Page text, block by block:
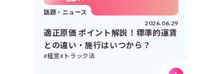
話題・ニュース
2026.06.29
適正原価 ポイント解説！標準的運賃
との違い・施行はいつから？
#経営#トラック法